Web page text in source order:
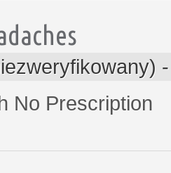
No Prescription